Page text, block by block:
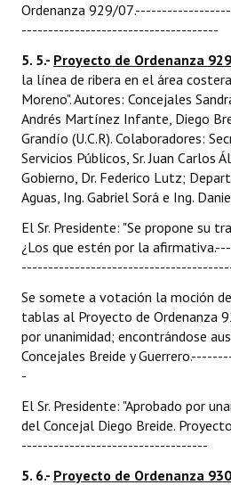
Ordenanza 929/
-------------------------------------
5. 5.- Proyecto de Ordenanza
la línea de ribera en el área
Moreno". Autores: Concejales
Andrés Martínez Infante, Diego
Grandío (U.C.R). Colaboradores:
Servicios Públicos, Sr. Juan Carlos
Gobierno, Dr. Federico Lutz;
Aguas, Ing. Gabriel Sorá e Ing.
El Sr. Presidente: "Se propone su
¿Los que estén por la
Se somete a votación la moción
tablas al Proyecto de Ordenanza
por unanimidad; encontrándose
Concejales Breide y
-
El Sr. Presidente: "Aprobado por
del Concejal Diego Breide.
-----------------------------------
5. 6.- Proyecto de Ordenanza